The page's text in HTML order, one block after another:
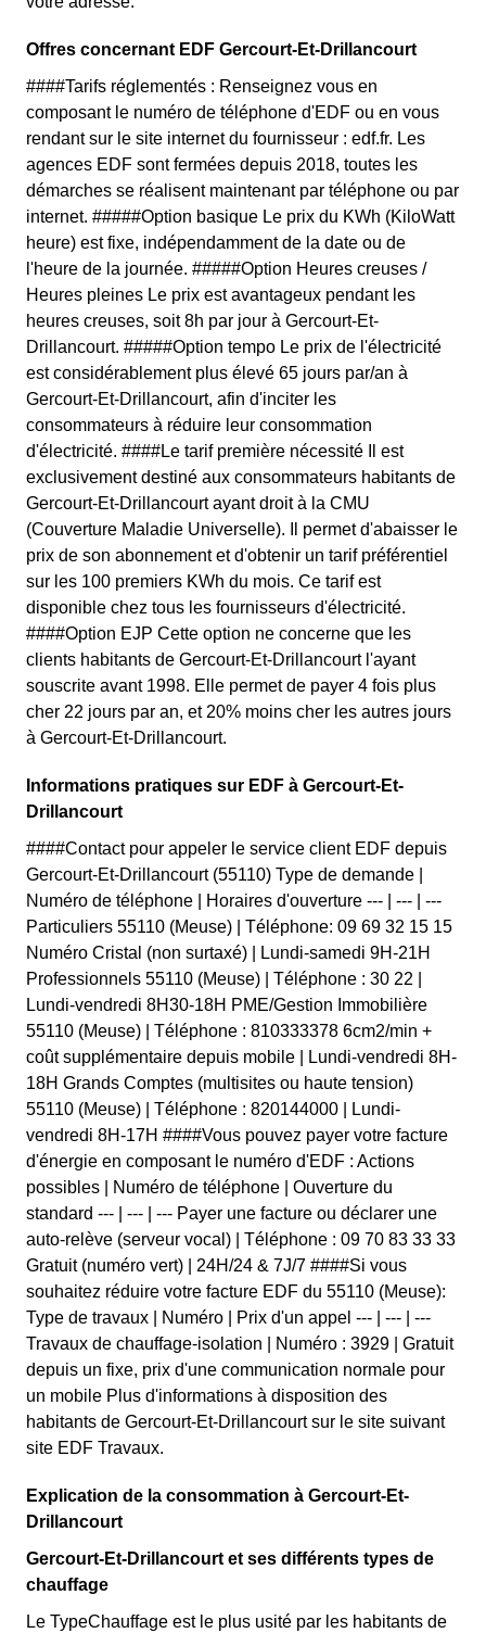
Offres concernant EDF Gercourt-Et-Drillancourt
####Tarifs réglementés : Renseignez vous en
composant le numéro de téléphone d'EDF ou en vous
rendant sur le site internet du fournisseur : edf.fr. Les
agences EDF sont fermées depuis 2018, toutes les
démarches se réalisent maintenant par téléphone ou par
internet. #####Option basique Le prix du KWh (KiloWatt
heure) est fixe, indépendamment de la date ou de
l'heure de la journée. #####Option Heures creuses /
Heures pleines Le prix est avantageux pendant les
heures creuses, soit 8h par jour à Gercourt-Et-
Drillancourt. #####Option tempo Le prix de l'électricité
est considérablement plus élevé 65 jours par/an à
Gercourt-Et-Drillancourt, afin d'inciter les
consommateurs à réduire leur consommation
d'électricité. ####Le tarif première nécessité Il est
exclusivement destiné aux consommateurs habitants de
Gercourt-Et-Drillancourt ayant droit à la CMU
(Couverture Maladie Universelle). Il permet d'abaisser le
prix de son abonnement et d'obtenir un tarif préférentiel
sur les 100 premiers KWh du mois. Ce tarif est
disponible chez tous les fournisseurs d'électricité.
####Option EJP Cette option ne concerne que les
clients habitants de Gercourt-Et-Drillancourt l'ayant
souscrite avant 1998. Elle permet de payer 4 fois plus
cher 22 jours par an, et 20% moins cher les autres jours
à Gercourt-Et-Drillancourt.
Informations pratiques sur EDF à Gercourt-Et-
Drillancourt
####Contact pour appeler le service client EDF depuis
Gercourt-Et-Drillancourt (55110) Type de demande |
Numéro de téléphone | Horaires d'ouverture --- | --- | ---
Particuliers 55110 (Meuse) | Téléphone: 09 69 32 15 15
Numéro Cristal (non surtaxé) | Lundi-samedi 9H-21H
Professionnels 55110 (Meuse) | Téléphone : 30 22 |
Lundi-vendredi 8H30-18H PME/Gestion Immobilière
55110 (Meuse) | Téléphone : 810333378 6cm2/min +
coût supplémentaire depuis mobile | Lundi-vendredi 8H-
18H Grands Comptes (multisites ou haute tension)
55110 (Meuse) | Téléphone : 820144000 | Lundi-
vendredi 8H-17H ####Vous pouvez payer votre facture
d'énergie en composant le numéro d'EDF : Actions
possibles | Numéro de téléphone | Ouverture du
standard --- | --- | --- Payer une facture ou déclarer une
auto-relève (serveur vocal) | Téléphone : 09 70 83 33 33
Gratuit (numéro vert) | 24H/24 & 7J/7 ####Si vous
souhaitez réduire votre facture EDF du 55110 (Meuse):
Type de travaux | Numéro | Prix d'un appel --- | --- | ---
Travaux de chauffage-isolation | Numéro : 3929 | Gratuit
depuis un fixe, prix d'une communication normale pour
un mobile Plus d'informations à disposition des
habitants de Gercourt-Et-Drillancourt sur le site suivant
site EDF Travaux.
Explication de la consommation à Gercourt-Et-
Drillancourt
Gercourt-Et-Drillancourt et ses différents types de
chauffage
Le TypeChauffage est le plus usité par les habitants de